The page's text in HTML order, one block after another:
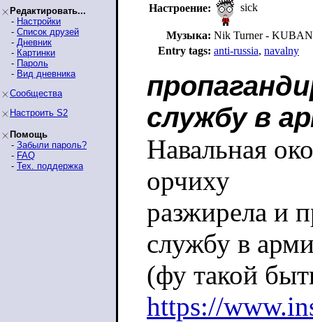
Редактировать...
- Настройки
- Список друзей
- Дневник
- Картинки
- Пароль
- Вид дневника
Сообщества
Настроить S2
Помощь
- Забыли пароль?
- FAQ
- Тех. поддержка
Настроение: sick
Музыка: Nik Turner -
Entry tags: anti-russia, navalny
службу в
Навальная
орчиху
разжирела и
службу в
(фу такой
https://